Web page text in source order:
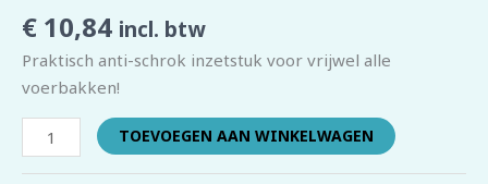
€ 10,84 incl. btw
Praktisch anti-schrok inzetstuk voor vrijwel alle
voerbakken!
TOEVOEGEN AAN WINKELWAGEN